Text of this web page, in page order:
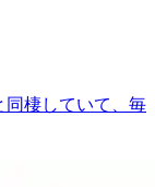
同棲していて、毎